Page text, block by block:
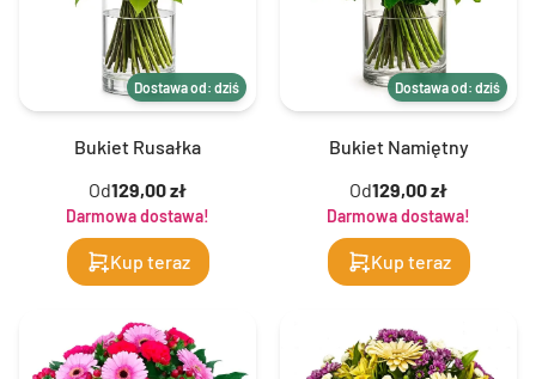
Dostawa od: dziś
Bukiet Rusałka
Od129,00 zł
Darmowa dostawa!
Kup teraz
Dostawa od: dziś
Bukiet Namiętny
Od129,00 zł
Darmowa dostawa!
Kup teraz